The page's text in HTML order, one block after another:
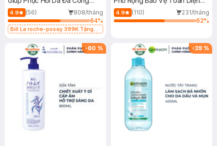
Dụng 40ml
4.9 (56)
808/tháng
64%
Bill La roche-posay 399K Tặng
(SL có hạn)
40ml
4.9 (110)
231/tháng
62%
-60 % -39 %